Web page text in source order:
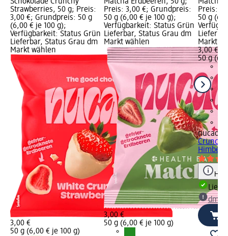
Strawberries, 50 g; Preis:
3,00 €; Grundpreis: 50 g
(6,00 € je 100 g);
Verfügbarkeit: Status Grün
Lieferbar, Status Grau dm
Markt wählen
3,00 €
50 g (6,00 € je 100 g)
Preis: 3,00 €; Grundpreis:
50 g (6,00 € je 100 g);
Verfügbarkeit: Status Grün
Lieferbar, Status Grau dm
Markt wählen
3,00 €
50 g (6,00 € je 100 g)
Preis:
50 g
Markt
3,00 €
50 g
nucao
Crunchy
dm